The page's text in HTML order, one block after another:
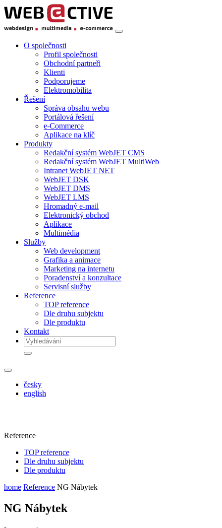
O společnosti
Profil společnosti
Obchodní partneři
Klienti
Podporujeme
Elektromobilita
Řešení
Správa obsahu webu
Portálová řešení
e-Commerce
Aplikace na klíč
Produkty
Redakční systém WebJET CMS
Redakční systém WebJET MultiWeb
Intranet WebJET NET
WebJET DSK
WebJET DMS
WebJET LMS
Hromadný e-mail
Elektronický obchod
Aplikace
Multimédia
Služby
Web development
Grafika a animace
Marketing na internetu
Poradenství a konzultace
Servisní služby
Reference
TOP reference
Dle druhu subjektu
Dle produktu
Kontakt
česky
english
Reference
TOP reference
Dle druhu subjektu
Dle produktu
home Reference NG Nábytek
NG Nábytek